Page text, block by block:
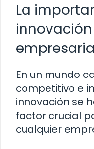
La
En un mundo
competitivo e
innovación se
factor crucial
cualquier